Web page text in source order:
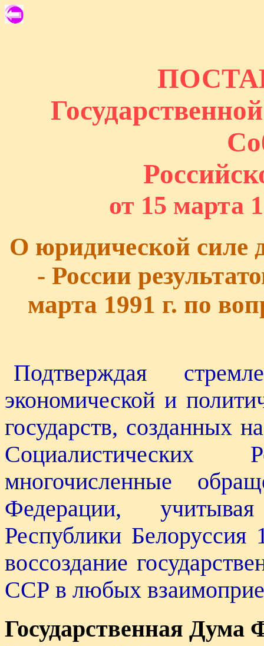
от 15 марта
О юридической силе
- России
марта 1991 г. по
Подтверждая
экономической и
государств, созданных
многочисленные
Федерации,
Республики
воссоздание
ССР в любых
Государственная Дума